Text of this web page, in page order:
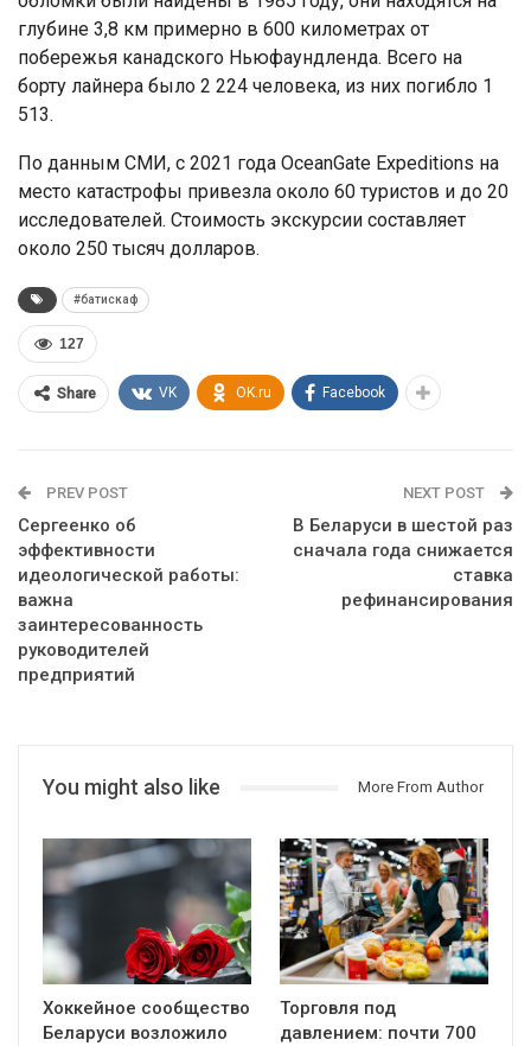
глубине 3,8 км примерно в 600 километрах от
побережья канадского Ньюфаундленда. Всего на
борту лайнера было 2 224 человека, из них погибло 1
513.
По данным СМИ, с 2021 года OceanGate Expeditions на
место катастрофы привезла около 60 туристов и до 20
исследователей. Стоимость экскурсии составляет
около 250 тысяч долларов.
#батискаф
127
Share VK OK.ru Facebook
PREV POST
Сергеенко об
эффективности
идеологической работы:
важна
заинтересованность
руководителей
предприятий
NEXT POST
В Беларуси в шестой раз
сначала года снижается
ставка
рефинансирования
You might also like More From Author
Хоккейное сообщество
Беларуси возложило
Торговля под
давлением: почти 700